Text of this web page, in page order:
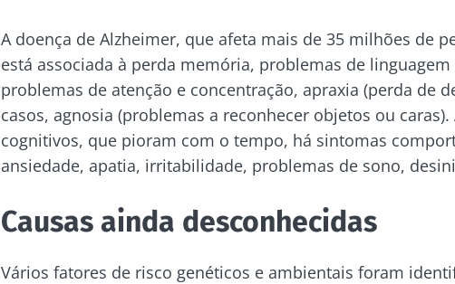
A doença de Alzheimer, que afeta mais de 35 milhões de
está associada à perda memória, problemas de
problemas de atenção e concentração, apraxia (perda de
casos, agnosia (problemas a reconhecer objetos ou
cognitivos, que pioram com o tempo, há sintomas
ansiedade, apatia, irritabilidade, problemas de sono,
Causas ainda desconhecidas
Vários fatores de risco genéticos e ambientais foram